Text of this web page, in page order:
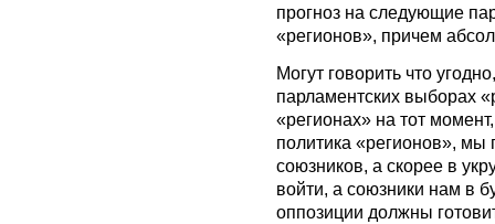
прогноз на следующие
«регионов», причем
Могут говорить что
парламентских выборах
«регионах» на тот
политика «регионов», мы
союзников, а скорее в
войти, а союзники нам в
оппозиции должны